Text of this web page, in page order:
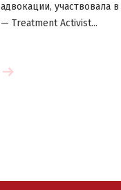
адвокации, участвовала
— Treatment Activist...